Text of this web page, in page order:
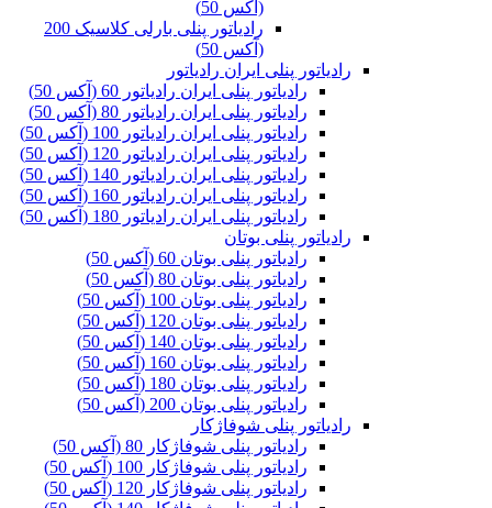
(آکس 50)
رادیاتور پنلی بارلی کلاسیک 200
(آکس 50)
رادیاتور پنلی ایران رادیاتور
رادیاتور پنلی ایران رادیاتور 60 (آکس 50)
رادیاتور پنلی ایران رادیاتور 80 (آکس 50)
رادیاتور پنلی ایران رادیاتور 100 (آکس 50)
رادیاتور پنلی ایران رادیاتور 120 (آکس 50)
رادیاتور پنلی ایران رادیاتور 140 (آکس 50)
رادیاتور پنلی ایران رادیاتور 160 (آکس 50)
رادیاتور پنلی ایران رادیاتور 180 (آکس 50)
رادیاتور پنلی بوتان
رادیاتور پنلی بوتان 60 (آکس 50)
رادیاتور پنلی بوتان 80 (آکس 50)
رادیاتور پنلی بوتان 100 (آکس 50)
رادیاتور پنلی بوتان 120 (آکس 50)
رادیاتور پنلی بوتان 140 (آکس 50)
رادیاتور پنلی بوتان 160 (آکس 50)
رادیاتور پنلی بوتان 180 (آکس 50)
رادیاتور پنلی بوتان 200 (آکس 50)
رادیاتور پنلی شوفاژکار
رادیاتور پنلی شوفاژکار 80 (آکس 50)
رادیاتور پنلی شوفاژکار 100 (آکس 50)
رادیاتور پنلی شوفاژکار 120 (آکس 50)